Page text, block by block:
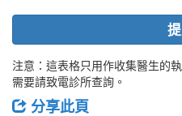
注意：這表格只用作收集醫生的
需要請致電診所查詢。
分享此頁